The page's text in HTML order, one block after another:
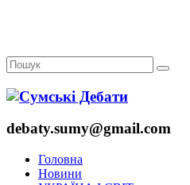
debaty.sumy@gmail.com
Головна
Новини